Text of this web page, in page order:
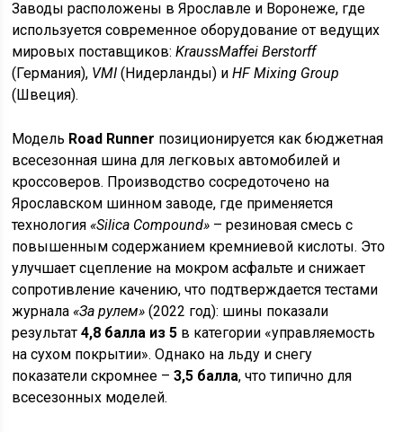
Заводы расположены в Ярославле и Воронеже, где
используется современное оборудование от ведущих
мировых поставщиков:KraussMaffei Berstorff
(Германия), VMI (Нидерланды) иHF Mixing Group
(Швеция).
Модель Road Runner позиционируется как бюджетная
всесезонная шина для легковых автомобилей и
кроссоверов. Производство сосредоточено на
Ярославском шинном заводе, где применяется
технология«Silica Compound» – резиновая смесь с
повышенным содержанием кремниевой кислоты. Это
улучшает сцепление на мокром асфальте и снижает
сопротивление качению, что подтверждается тестами
журнала«За рулем» (2022 год): шины показали
результат4,8 балла из 5 в категории «управляемость
на сухом покрытии». Однако на льду и снегу
показатели скромнее –3,5 балла, что типично для
всесезонных моделей.